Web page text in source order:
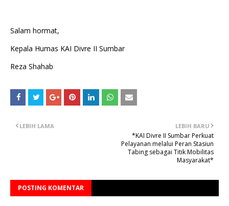
Salam hormat,
Kepala Humas KAI Divre II Sumbar
Reza Shahab
LEBIH BARU
*KAI Divre II Sumbar Perkuat
Pelayanan melalui Peran Stasiun
Tabing sebagai Titik Mobilitas
Masyarakat*
LEBIH LAMA
POSTING KOMENTAR